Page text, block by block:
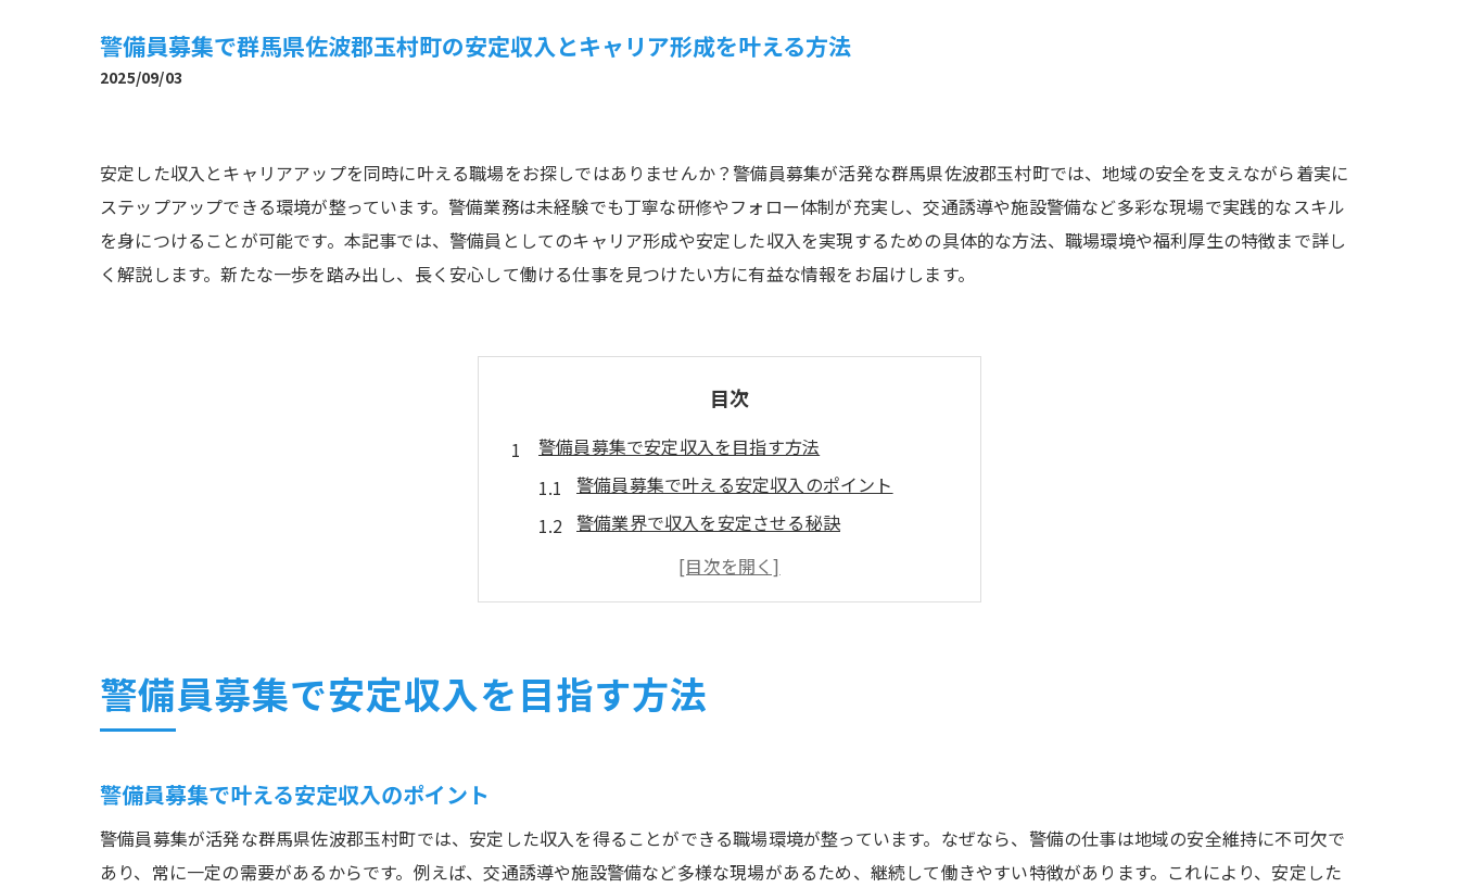
警備員募集で群馬県佐波郡玉村町の安定収入とキャリア形成を叶える方法
2025/09/03
安定した収入とキャリアアップを同時に叶える職場をお探しではありませんか？警備員募集が活発な群馬県佐波郡玉村町では、地域の安全を支えながら着実に
ステップアップできる環境が整っています。警備業務は未経験でも丁寧な研修やフォロー体制が充実し、交通誘導や施設警備など多彩な現場で実践的なスキル
を身につけることが可能です。本記事では、警備員としてのキャリア形成や安定した収入を実現するための具体的な方法、職場環境や福利厚生の特徴まで詳し
く解説します。新たな一歩を踏み出し、長く安心して働ける仕事を見つけたい方に有益な情報をお届けします。
目次
警備員募集で安定収入を目指す方法
警備員募集で叶える安定収入のポイント
警備業界で収入を安定させる秘訣
警備の求人選びで失敗しない方法
警備員として収入アップを実現するコツ
警備員募集で将来の収入を確保する方法
警備業界でキャリアアップを実現する秘訣
警備業界で評価されるスキルとは何か
警備の現場でキャリアを築く秘訣
警備員募集で安定収入を目指す方法
警備員募集で叶える安定収入のポイント
警備員募集が活発な群馬県佐波郡玉村町では、安定した収入を得ることができる職場環境が整っています。なぜなら、警備の仕事は地域の安全維持に不可欠で
あり、常に一定の需要があるからです。例えば、交通誘導や施設警備など多様な現場があるため、継続して働きやすい特徴があります。これにより、安定した